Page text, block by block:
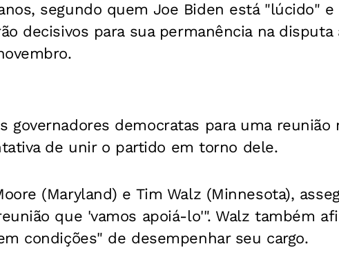
segundo quem Joe Biden está "lúcido"
decisivos para sua permanência na disputa
governadores democratas para uma reunião
de unir o partido em torno dele.
(Maryland) e Tim Walz (Minnesota),
que 'vamos apoiá-lo'". Walz também
condições" de desempenhar seu cargo.